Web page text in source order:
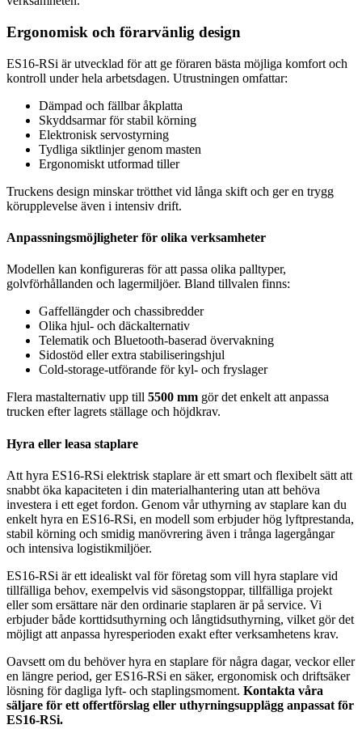
Ergonomisk och förarvänlig design
ES16-RSi är utvecklad för att ge föraren bästa möjliga komfort och
kontroll under hela arbetsdagen. Utrustningen omfattar:
Dämpad och fällbar åkplatta
Skyddsarmar för stabil körning
Elektronisk servostyrning
Tydliga siktlinjer genom masten
Ergonomiskt utformad tiller
Truckens design minskar trötthet vid långa skift och ger en trygg
körupplevelse även i intensiv drift.
Anpassningsmöjligheter för olika verksamheter
Modellen kan konfigureras för att passa olika palltyper,
golvförhållanden och lagermiljöer. Bland tillvalen finns:
Gaffellängder och chassibredder
Olika hjul- och däckalternativ
Telematik och Bluetooth-baserad övervakning
Sidostöd eller extra stabiliseringshjul
Cold-storage-utförande för kyl- och fryslager
Flera mastalternativ upp till 5500 mm gör det enkelt att anpassa
trucken efter lagrets ställage och höjdkrav.
Hyra eller leasa staplare
Att hyra ES16-RSi elektrisk staplare är ett smart och flexibelt sätt att
snabbt öka kapaciteten i din materialhantering utan att behöva
investera i ett eget fordon. Genom vår uthyrning av staplare kan du
enkelt hyra en ES16-RSi, en modell som erbjuder hög lyftprestanda,
stabil körning och smidig manövrering även i trånga lagergångar
och intensiva logistikmiljöer.
ES16-RSi är ett idealiskt val för företag som vill hyra staplare vid
tillfälliga behov, exempelvis vid säsongstoppar, tillfälliga projekt
eller som ersättare när den ordinarie staplaren är på service. Vi
erbjuder både korttidsuthyrning och långtidsuthyrning, vilket gör det
möjligt att anpassa hyresperioden exakt efter verksamhetens krav.
Oavsett om du behöver hyra en staplare för några dagar, veckor eller
en längre period, ger ES16-RSi en säker, ergonomisk och driftsäker
lösning för dagliga lyft- och staplingsmoment. Kontakta våra
säljare för ett offertförslag eller uthyrningsupplägg anpassat för
ES16-RSi.